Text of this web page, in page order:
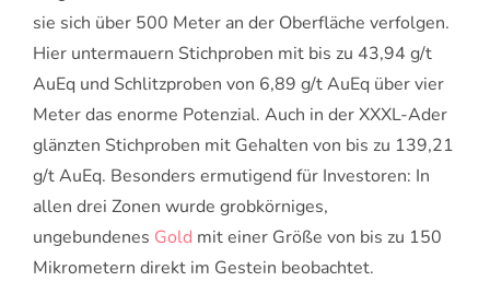
sie sich über 500 Meter an der Oberfläche verfolgen.
Hier untermauern Stichproben mit bis zu 43,94 g/t
AuEq und Schlitzproben von 6,89 g/t AuEq über vier
Meter das enorme Potenzial. Auch in der XXXL-Ader
glänzten Stichproben mit Gehalten von bis zu 139,21
g/t AuEq. Besonders ermutigend für Investoren: In
allen drei Zonen wurde grobkörniges,
ungebundenes Gold mit einer Größe von bis zu 150
Mikrometern direkt im Gestein beobachtet.